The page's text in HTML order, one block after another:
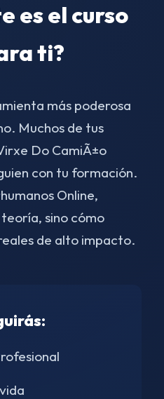
es el curso
ti?
más poderosa
Muchos de tus
Do CamiÃ±o
con tu formación.
Online,
sino cómo
de alto impacto.